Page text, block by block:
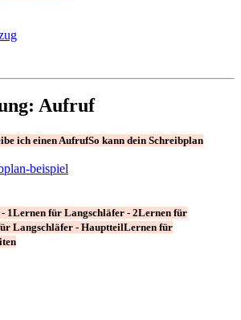
Aufruf
ich einen AufrufSo kann dein Schreibplan
beispiel
1Lernen für Langschläfer - 2Lernen für
Langschläfer - HauptteilLernen für